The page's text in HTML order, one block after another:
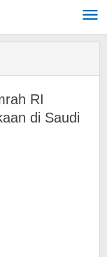
RI
di Saudi